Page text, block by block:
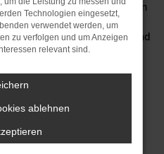
mit drei Einzelsitzen
Erhältlich in drei
drei Motorisierungen und
jedem Bedürfnis perfekt
Technologien eingesetzt,
verwendet werden, um
zu verfolgen und um Anzeigen
relevant sind.
ablehnen